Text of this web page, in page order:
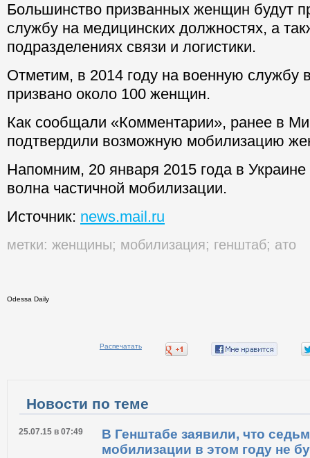
Большинство призванных женщин будут
службу на медицинских должностях, а
подразделениях связи и логистики.
Отметим, в 2014 году на военную службу
призвано около 100 женщин.
Как сообщали «Комментарии», ранее в
подтвердили возможную мобилизацию
Напомним, 20 января 2015 года в Украине
волна частичной мобилизации.
Источник: news.mail.ru
метки: женщины; мобилизация; генштаб; ато
Odessa Daily
Распечатать
Новости по теме
25.07.15 в 07:49
В Генштабе заявили, что
мобилизации в этом году не